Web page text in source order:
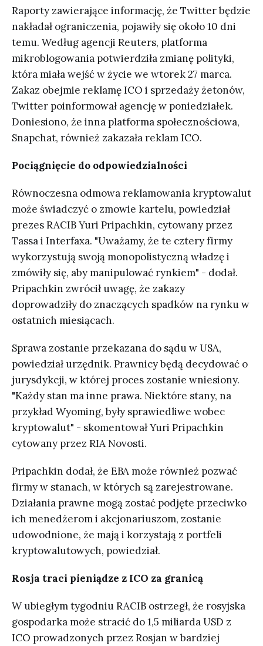
Raporty zawierające informację, że Twitter będzie
nakładał ograniczenia, pojawiły się około 10 dni
temu. Według agencji Reuters, platforma
mikroblogowania potwierdziła zmianę polityki,
która miała wejść w życie we wtorek 27 marca.
Zakaz obejmie reklamę ICO i sprzedaży żetonów,
Twitter poinformował agencję w poniedziałek.
Doniesiono, że inna platforma społecznościowa,
Snapchat, również zakazała reklam ICO.
Pociągnięcie do odpowiedzialności
Równoczesna odmowa reklamowania kryptowalut
może świadczyć o zmowie kartelu, powiedział
prezes RACIB Yuri Pripachkin, cytowany przez
Tassa i Interfaxa. "Uważamy, że te cztery firmy
wykorzystują swoją monopolistyczną władzę i
zmówiły się, aby manipulować rynkiem" - dodał.
Pripachkin zwrócił uwagę, że zakazy
doprowadziły do znaczących spadków na rynku w
ostatnich miesiącach.
Sprawa zostanie przekazana do sądu w USA,
powiedział urzędnik. Prawnicy będą decydować o
jurysdykcji, w której proces zostanie wniesiony.
"Każdy stan ma inne prawa. Niektóre stany, na
przykład Wyoming, były sprawiedliwe wobec
kryptowalut" - skomentował Yuri Pripachkin
cytowany przez RIA Novosti.
Pripachkin dodał, że EBA może również pozwać
firmy w stanach, w których są zarejestrowane.
Działania prawne mogą zostać podjęte przeciwko
ich menedżerom i akcjonariuszom, zostanie
udowodnione, że mają i korzystają z portfeli
kryptowalutowych, powiedział.
Rosja traci pieniądze z ICO za granicą
W ubiegłym tygodniu RACIB ostrzegł, że rosyjska
gospodarka może stracić do 1,5 miliarda USD z
ICO prowadzonych przez Rosjan w bardziej